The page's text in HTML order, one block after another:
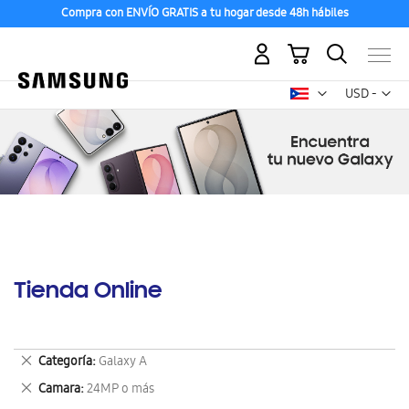
Compra con ENVÍO GRATIS a tu hogar desde 48h hábiles
USD -
dólar
Mi carrito
Tienda Online
Categoría Galaxy A
Eliminar
este
artículo
Camara 24MP o más
Eliminar